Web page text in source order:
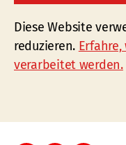
Diese Website
reduzieren.
verarbeitet werden.